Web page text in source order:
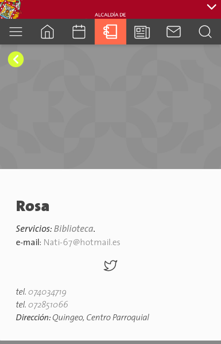
Rosa
Servicios: Biblioteca.
e-mail: Nati-67@hotmail.es
tel. 074034719
tel. 072851066
Dirección: Quingeo, Centro Parroquial